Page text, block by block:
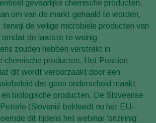
gevaarlijke chemische producten,
om van de markt gehaald te worden,
terwijl de veilige microbiële producten van
de laatste te weinig
zouden hebben verstrekt in
chemische producten. Het Position
dit wordt veroorzaakt door een
dat geen onderscheid maakt
biologische producten. De Sloveense
(Slovenië bekleedt nu het EU-
dit tijdens het webinar ‘onzinnig’.